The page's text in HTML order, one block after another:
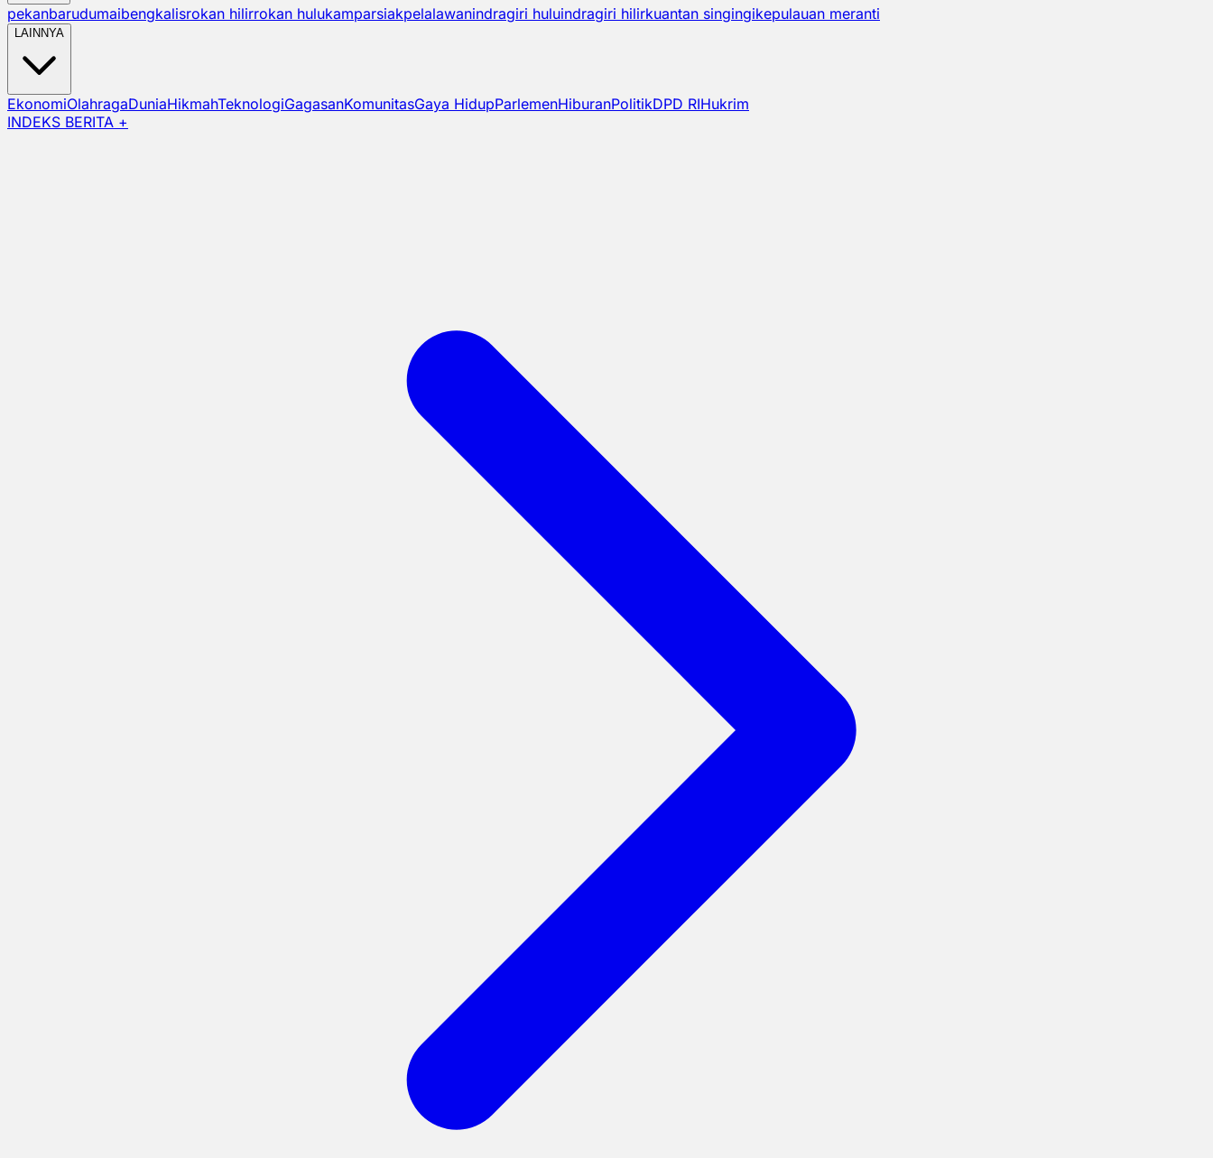
pekanbarudumaibengkalisrokan hilirrokan hulukamparsiakpelalawanindragiri huluindragiri hilirkuantan singingikepulauan meranti
LAINNYA
EkonomiOlahragaDuniaHikmahTeknologiGagasanKomunitasGaya HidupParlemenHiburanPolitikDPD RIHukrim
INDEKS BERITA +